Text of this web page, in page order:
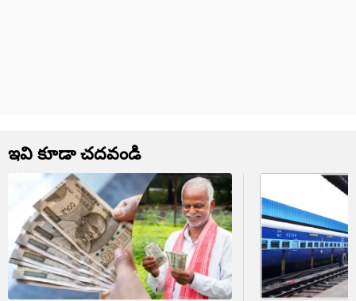
ఇవి కూడా చదవండి